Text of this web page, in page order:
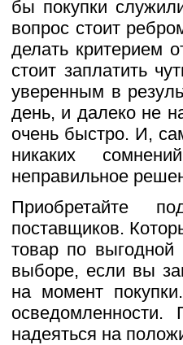
бы покупки
вопрос стоит
делать критерием
стоит заплатить
уверенным в
день, и далеко не
очень быстро. И,
никаких
неправильное
Приобретайте
поставщиков.
товар по
выборе, если вы
на момент
надеяться на